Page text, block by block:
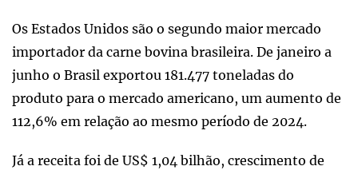
Os Estados Unidos são o segundo maior mercado
importador da carne bovina brasileira. De janeiro a
junho o Brasil exportou 181.477 toneladas do
produto para o mercado americano, um aumento de
112,6% em relação ao mesmo período de 2024.
Já a receita foi de US$ 1,04 bilhão, crescimento de